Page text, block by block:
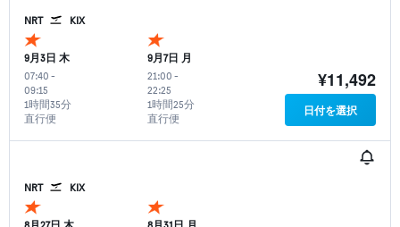
NRT KIX
9月3日 木
07:40 -
09:15
直行便
1時間35分
9月7日 月
21:00 -
22:25
直行便
1時間25分
¥11,492
日付を選択
NRT KIX